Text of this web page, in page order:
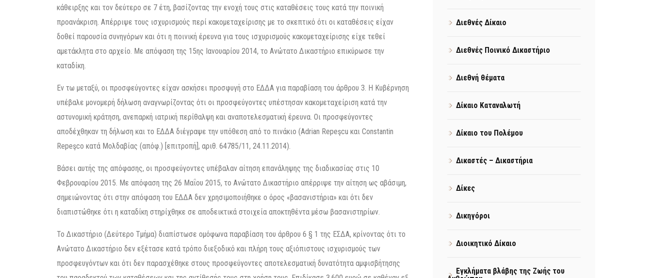
κάθειρξης και τον δεύτερο σε 7 έτη, βασίζοντας την ενοχή τους στις καταθέσεις τους κατά την ποινική
προανάκριση. Απέρριψε τους ισχυρισμούς περί κακομεταχείρισης με το σκεπτικό ότι οι καταθέσεις είχαν
δοθεί παρουσία συνηγόρων και ότι η ποινική έρευνα για τους ισχυρισμούς κακομεταχείρισης είχε τεθεί
αμετάκλητα στο αρχείο. Με απόφαση της 15ης Ιανουαρίου 2014, το Ανώτατο Δικαστήριο επικύρωσε την
καταδίκη.
Εν τω μεταξύ, οι προσφεύγοντες είχαν ασκήσει προσφυγή στο ΕΔΔΑ για παραβίαση του άρθρου 3. Η Κυβέρνηση
υπέβαλε μονομερή δήλωση αναγνωρίζοντας ότι οι προσφεύγοντες υπέστησαν κακομεταχείριση κατά την
αστυνομική κράτηση, ανεπαρκή ιατρική περίθαλψη και αναποτελεσματική έρευνα. Οι προσφεύγοντες
αποδέχθηκαν τη δήλωση και το ΕΔΔΑ διέγραψε την υπόθεση από το πινάκιο (Adrian Repeşcu και Constantin
Repeşco κατά Μολδαβίας (απόφ.) [επιτροπή], αριθ. 64785/11, 24.11.2014).
Βάσει αυτής της απόφασης, οι προσφεύγοντες υπέβαλαν αίτηση επανάληψης της διαδικασίας στις 10
Φεβρουαρίου 2015. Με απόφαση της 26 Μαΐου 2015, το Ανώτατο Δικαστήριο απέρριψε την αίτηση ως αβάσιμη,
σημειώνοντας ότι στην απόφαση του ΕΔΔΑ δεν χρησιμοποιήθηκε ο όρος «βασανιστήρια» και ότι δεν
διαπιστώθηκε ότι η καταδίκη στηρίχθηκε σε αποδεικτικά στοιχεία αποκτηθέντα μέσω βασανιστηρίων.
Το Δικαστήριο (Δεύτερο Τμήμα) διαπίστωσε ομόφωνα παραβίαση του άρθρου 6 § 1 της ΕΣΔΑ, κρίνοντας ότι το
Ανώτατο Δικαστήριο δεν εξέτασε κατά τρόπο διεξοδικό και πλήρη τους αξιόπιστους ισχυρισμούς των
προσφευγόντων και ότι δεν παρασχέθηκε στους προσφεύγοντες αποτελεσματική δυνατότητα αμφισβήτησης
Διεθνές Δίκαιο
Διεθνές Ποινικό Δικαστήριο
Διεθνή θέματα
Δίκαιο Καταναλωτή
Δίκαιο του Πολέμου
Δικαστές – Δικαστήρια
Δίκες
Δικηγόροι
Διοικητικό Δίκαιο
Εγκλήματα βλάβης της Ζωής του